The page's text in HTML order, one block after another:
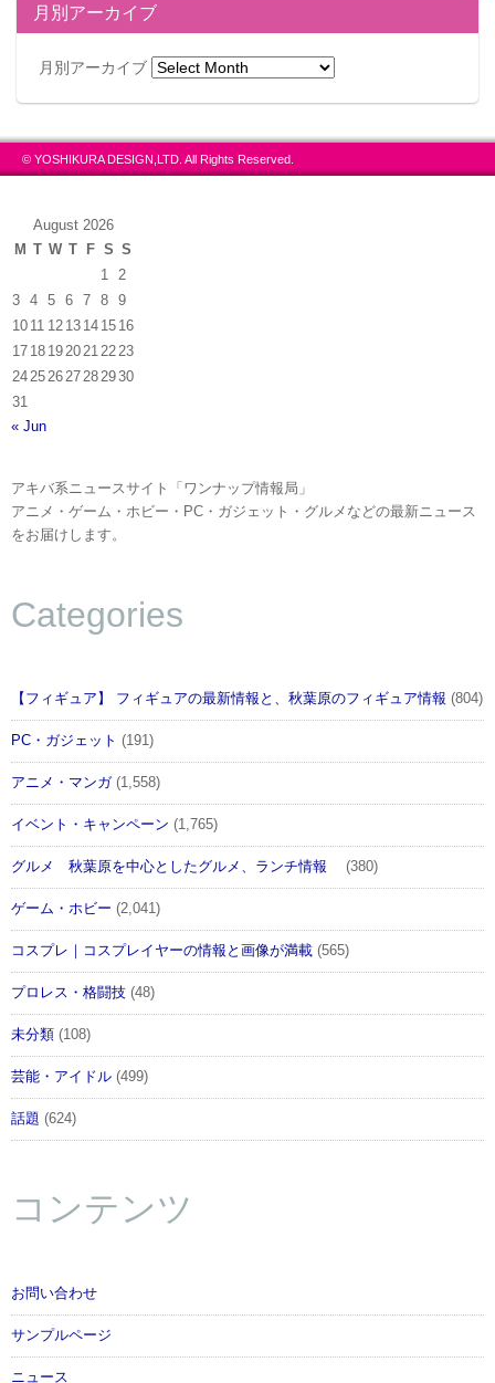
月別アーカイブ
月別アーカイブ
© YOSHIKURA DESIGN,LTD. All Rights Reserved.
August 2026
M T W T F S S
1
2
3
4 5 6 7 8
9
10 11 12 13 14 15 16
17 18 19 20 21 22 23
24 25 26 27 28 2930
31
« Jun
アキバ系ニュースサイト「ワンナップ情報局」
アニメ・ゲーム・ホビー・PC・ガジェット・グルメなどの最新ニュース
をお届けします。
Categories
【フィギュア】 フィギュアの最新情報と、秋葉原のフィギュア情報 (804)
PC・ガジェット (191)
アニメ・マンガ(1,558)
イベント・キャンペーン (1,765)
グルメ 秋葉原を中心としたグルメ、ランチ情報 (380)
ゲーム・ホビー (2,041)
コスプレ｜コスプレイヤーの情報と画像が満載 (565)
プロレス・格闘技 (48)
未分類 (108)
芸能・アイドル (499)
話題 (624)
コンテンツ
お問い合わせ
サンプルページ
ニュース